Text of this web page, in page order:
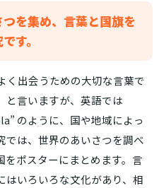
を集め、言葉と国旗を
す。
く出会うための大切な言葉で
と言いますが、英語では
のように、国や地域によっ
では、世界のあいさつを調べ
をポスターにまとめます。言
はいろいろな文化があり、相